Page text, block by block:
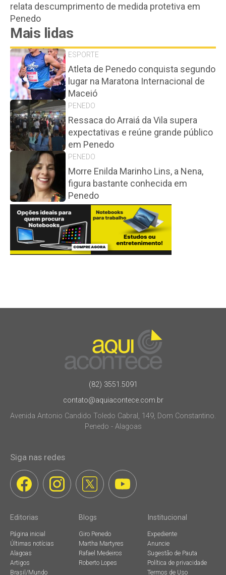
relata descumprimento de medida protetiva em
Penedo
Mais lidas
ESPORTE
Atleta de Penedo conquista segundo
lugar na Maratona Internacional de
Maceió
PENEDO
Ressaca do Arraiá da Vila supera
expectativas e reúne grande público
em Penedo
PENEDO
Morre Enilda Marinho Lins, a Nena,
figura bastante conhecida em
Penedo
(82) 3551.5091
contato@aquiacontece.com.br
Avenida Antonio Candido Toledo Cabral, 149, Dom Constantino.
Penedo - Alagoas
Siga nas redes
Editorias
Página inicial
Últimas notícias
Alagoas
Artigos
Brasil/Mundo
Blogs
Giro Penedo
Martha Martyres
Rafael Medeiros
Roberto Lopes
Institucional
Expediente
Anuncie
Sugestão de Pauta
Política de privacidade
Termos de Uso